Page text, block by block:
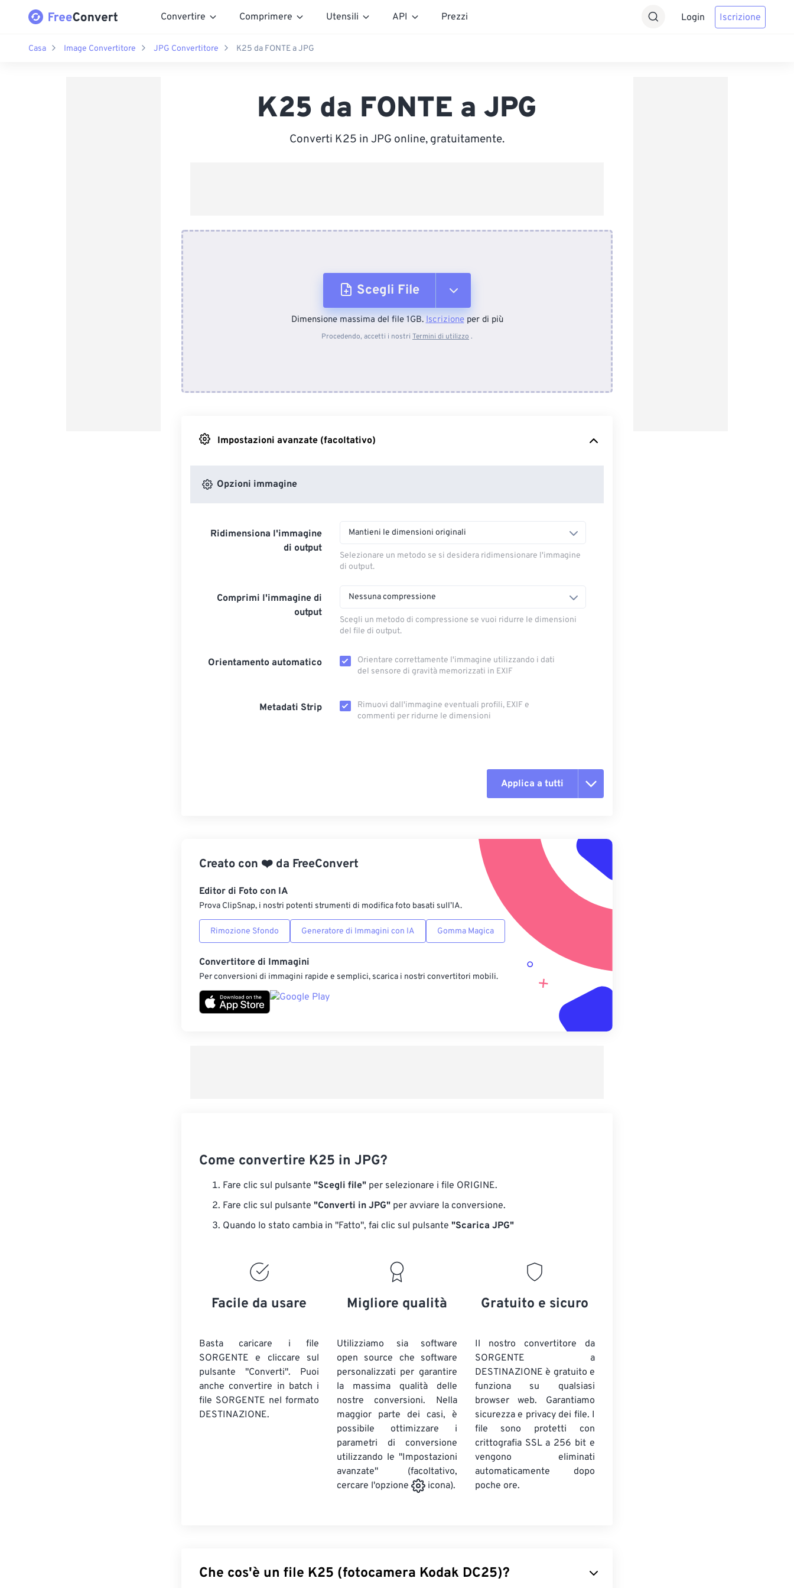
Convertire Comprimere Utensili API Prezzi Login Iscrizione
Casa Image Convertitore JPG Convertitore K25 da FONTE a JPG
K25 da FONTE a JPG
Converti K25 in JPG online, gratuitamente.
Scegli File
Dal dispositivo
Dimensione massima del file 1GB.Iscrizioneper di più
Procedendo, accetti i nostri Termini di utilizzo .
Impostazioni avanzate (facoltativo)
Opzioni immagine
Ridimensiona l'immagine
di output
Mantieni le dimensioni originali
Selezionare un metodo se si desidera ridimensionare l'immagine
di output.
Comprimi l'immagine di
output
Nessuna compressione
Scegli un metodo di compressione se vuoi ridurre le dimensioni
del file di output.
Orientamento automatico
Orientare correttamente l'immagine utilizzando i dati
del sensore di gravità memorizzati in EXIF
Metadati Strip
Rimuovi dall'immagine eventuali profili, EXIF ​​e
commenti per ridurne le dimensioni
Applica a tutti
Applica da preimpostazione
Salva come predefinito
Creato con ❤️ da FreeConvert
Editor di Foto con IA
Prova ClipSnap, i nostri potenti strumenti di modifica foto basati sull’IA.
Rimozione Sfondo Generatore di Immagini con IA Gomma Magica
Convertitore di Immagini
Per conversioni di immagini rapide e semplici, scarica i nostri convertitori mobili.
Come convertire K25 in JPG?
Fare clic sul pulsante "Scegli file" per selezionare i file ORIGINE.
Fare clic sul pulsante "Converti in JPG" per avviare la conversione.
Quando lo stato cambia in "Fatto", fai clic sul pulsante "Scarica JPG"
Facile da usare
Basta caricare i file
SORGENTE e cliccare sul
pulsante "Converti". Puoi
anche convertire in batch i
file SORGENTE nel formato
DESTINAZIONE.
Migliore qualità
Utilizziamo sia software
open source che software
personalizzati per garantire
la massima qualità delle
nostre conversioni. Nella
maggior parte dei casi, è
possibile ottimizzare i
parametri di conversione
utilizzando le "Impostazioni
avanzate" (facoltativo,
cercare l'opzione
icona).
Gratuito e sicuro
Il nostro convertitore da
SORGENTE a
DESTINAZIONE è gratuito e
funziona su qualsiasi
browser web. Garantiamo
sicurezza e privacy dei file. I
file sono protetti con
crittografia SSL a 256 bit e
vengono eliminati
automaticamente dopo
poche ore.
Che cos'è un file K25 (fotocamera Kodak DC25)?